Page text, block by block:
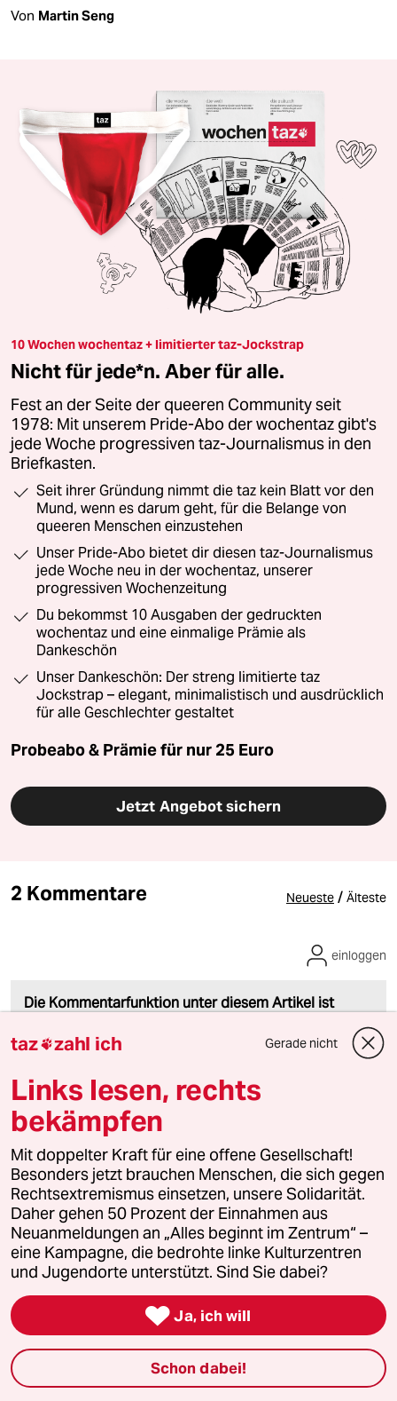
Von Martin Seng
10 Wochen wochentaz + limitierter taz-Jockstrap
Nicht für jede*n. Aber für alle.
Fest an der Seite der queeren Community seit
1978: Mit unserem Pride-Abo der wochentaz gibt's
jede Woche progressiven taz-Journalismus in den
Briefkasten.
Seit ihrer Gründung nimmt die taz kein Blatt vor den
Mund, wenn es darum geht, für die Belange von
queeren Menschen einzustehen
Unser Pride-Abo bietet dir diesen taz-Journalismus
jede Woche neu in der wochentaz, unserer
progressiven Wochenzeitung
Du bekommst 10 Ausgaben der gedruckten
wochentaz und eine einmalige Prämie als
Dankeschön
Unser Dankeschön: Der streng limitierte taz
Jockstrap – elegant, minimalistisch und ausdrücklich
für alle Geschlechter gestaltet
Probeabo & Prämie für nur 25 Euro
Jetzt Angebot sichern
2 Kommentare Neueste / Älteste
Die Kommentarfunktion unter diesem Artikel ist
Wir öffnen die Kommentarspalte bei ausgewählten
einloggen
Zangler
06.04.2024 ,13:43 Uhr
Manchmal bin ich über die Außensicht auf Sci-
Fi schon überrascht.
Die großen philosophischen Fragen und das
Thema Gender haben eine große Tradition. Es
lohnt sich, einfach mal wieder (?) Ursula K.
LeGuin zu lesen.
Und Normalisierung in der Literatur? Das war
von Anfang an ein wichtiger Punkt für Star
taz zahl ich Gerade nicht
Links lesen, rechts
bekämpfen
Mit doppelter Kraft für eine offene Gesellschaft!
Besonders jetzt brauchen Menschen, die sich gegen
Rechtsextremismus einsetzen, unsere Solidarität.
Daher gehen 50 Prozent der Einnahmen aus
Neuanmeldungen an „Alles beginnt im Zentrum“ –
eine Kampagne, die bedrohte linke Kulturzentren
und Jugendorte unterstützt. Sind Sie dabei?
 Ja, ich will
Schon dabei!